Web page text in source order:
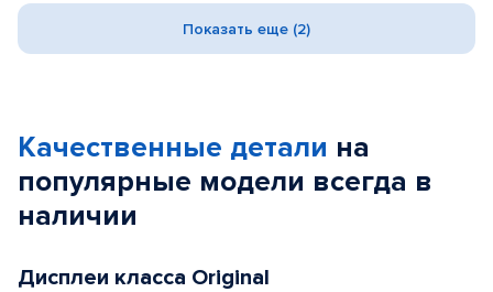
Показать еще (2)
Качественные детали на
популярные модели всегда в
наличии
Дисплеи класса Original